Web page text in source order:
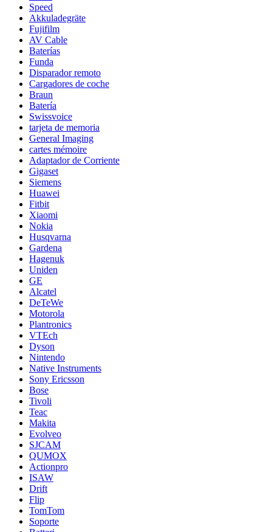
Speed
Akkuladegräte
Fujifilm
AV Cable
Baterías
Funda
Disparador remoto
Cargadores de coche
Braun
Batería
Swissvoice
tarjeta de memoria
General Imaging
cartes mémoire
Adaptador de Corriente
Gigaset
Siemens
Huawei
Fitbit
Xiaomi
Nokia
Husqvarna
Gardena
Hagenuk
Uniden
GE
Alcatel
DeTeWe
Motorola
Plantronics
VTEch
Dyson
Nintendo
Native Instruments
Sony Ericsson
Bose
Tivoli
Teac
Makita
Evolveo
SJCAM
QUMOX
Actionpro
ISAW
Drift
Flip
TomTom
Soporte